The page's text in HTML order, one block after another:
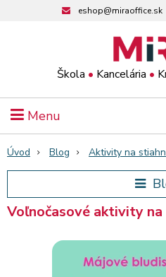
Škola • Kancelária •
eshop@miraoffice.sk
Menu
Úvod Blog Aktivity na
Voľnočasové aktivity na